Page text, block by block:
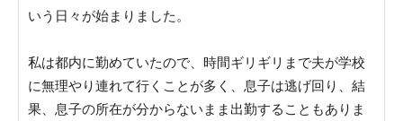
いう日々が始まりました。
私は都内に勤めていたので、時間ギリギリまで夫が学校
に無理やり連れて行くことが多く、息子は逃げ回り、結
果、息子の所在が分からないまま出勤することもありま